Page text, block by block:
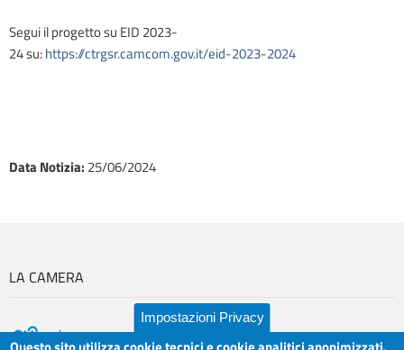
Segui il progetto su EID 2023-
24 su:https://ctrgsr.camcom.gov.it/eid-2023-2024
Data Notizia: 25/06/2024
LA CAMERA
Impostazioni Privacy